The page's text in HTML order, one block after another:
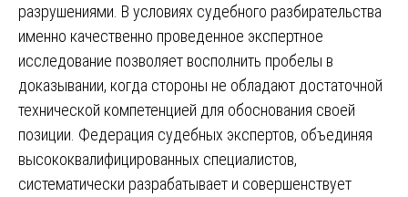
разрушениями. В условиях судебного разбирательства
именно качественно проведенное экспертное
исследование позволяет восполнить пробелы в
доказывании, когда стороны не обладают достаточной
технической компетенцией для обоснования своей
позиции. Федерация судебных экспертов, объединяя
высококвалифицированных специалистов,
систематически разрабатывает и совершенствует